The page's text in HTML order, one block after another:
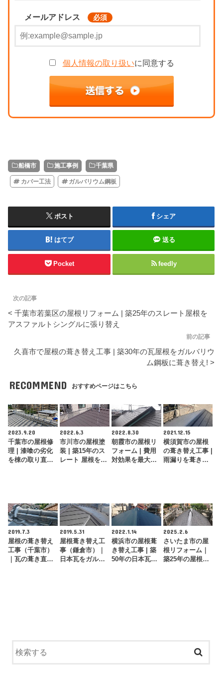
メールアドレス 必須
個人情報の取り扱いに同意する
船橋市 施工事例 千葉県
カバー工法 ガルバリウム鋼板
ポスト シェア
はてブ 送る
Pocket feedly
次の記事
< 千葉市若葉区の屋根リフォーム | 築25年のスレート屋根を
アスファルトシングルに張り替え
前の記事
久喜市で屋根の葺き替え工事 | 築30年の瓦屋根をガルバリウ
ム鋼板に葺き替え! >
RECOMMEND おすすめページはこちら
2023.9.20
千葉市の屋根修
理 | 漆喰の劣化
を棟の取り直し
2022.6.3
市川市の屋根塗
装 | 築15年のス
レート 屋根を遮
2022.8.30
朝霞市の屋根リ
フォーム | 費用
対効果を最大
2021.12.15
横須賀市の屋根
の葺き替え工事 |
雨漏りを葺き替
2019.7.3
屋根の葺き替え
工事（千葉市）
｜瓦の葺き直し
2019.5.31
屋根葺き替え工
事（鎌倉市）｜
日本瓦をガルバ
2022.1.14
横浜市の屋根葺
き替え工事 | 築
50年の日本瓦を
2025.2.6
さいたま市の屋
根リフォーム｜
築25年の屋根を